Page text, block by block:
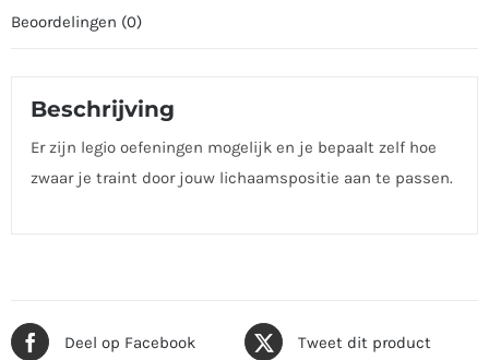
Beoordelingen (0)
Beschrijving
Er zijn legio oefeningen mogelijk en je bepaalt zelf hoe
zwaar je traint door jouw lichaamspositie aan te passen.
Deel op Facebook Tweet dit product